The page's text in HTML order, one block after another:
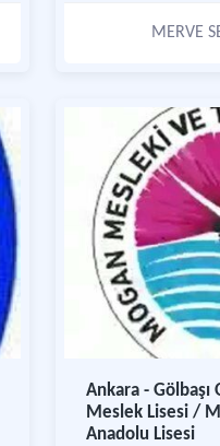
MERVE
Ankara -
Meslek Lisesi /
Anadolu Lisesi